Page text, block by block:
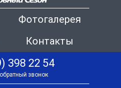
Фотогалерея
Контакты
398 22 54
звонок